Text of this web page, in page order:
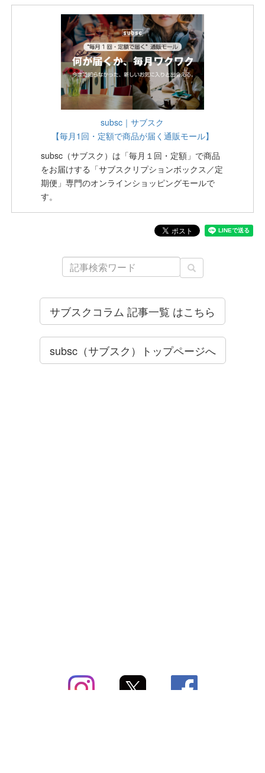
subsc｜サブスク
【毎月1回・定額で商品が届く通販モール】
subsc（サブスク）は「毎月１回・定額」で商品
をお届けする「サブスクリプションボックス／定
期便」専門のオンラインショッピングモールで
す。
サブスクコラム 記事一覧 はこちら
subsc（サブスク）トップページへ